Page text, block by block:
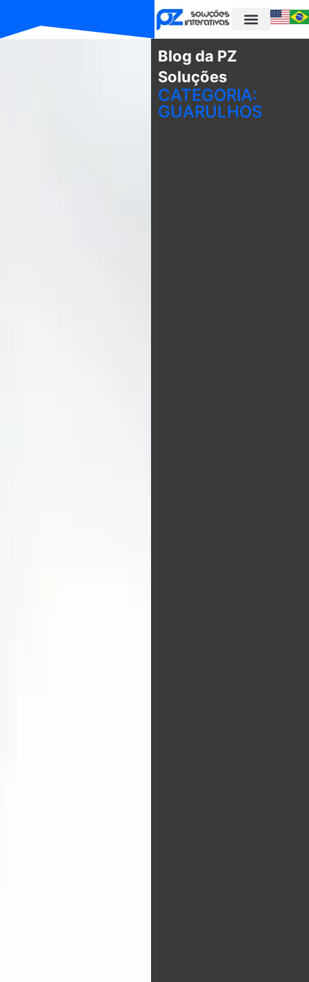
Blog da PZ
Soluções
CATEGORIA:
GUARULHOS